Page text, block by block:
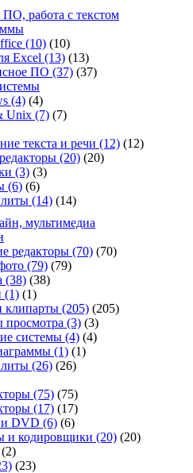
работа с текстом
(10) (10)
Excel (13) (13)
ПО (37) (37)
(4) (4)
Unix (7) (7)
текста и речи (12) (12)
(20) (20)
(3) (3)
(6) (6)
(14) (14)
мультимедиа
редакторы (70) (70)
(79) (79)
(38) (38)
(1) (1)
(205) (205)
(3) (3)
системы (4) (4)
(1) (1)
(26) (26)
(75) (75)
(17) (17)
и DVD (6) (6)
и кодировщики (20) (20)
(2)
(23)